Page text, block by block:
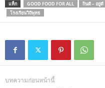
แท็ก GOOD FOOD FOR ALL กินดี – อยู่ดี
โรงเรียนวิถีพุทธ
บทความก่อนหน้านี้